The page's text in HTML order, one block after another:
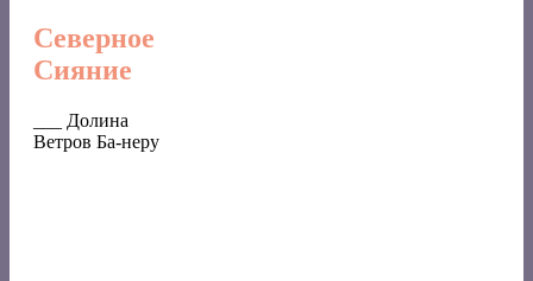
Северное
Сияние
___ Долина
Ветров Ба-неру